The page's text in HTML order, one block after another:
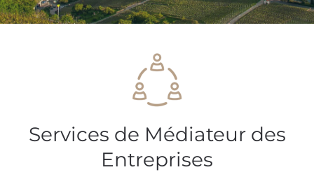
Services de Médiateur des
Entreprises